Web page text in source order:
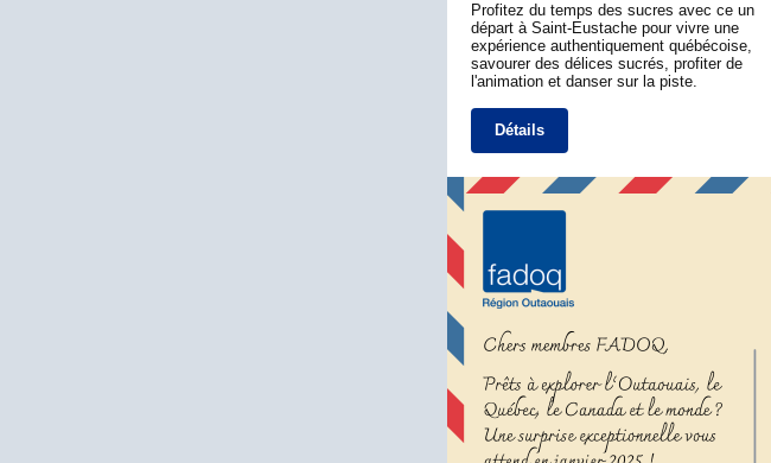
Profitez du temps des sucres avec ce un
départ à Saint-Eustache pour vivre une
expérience authentiquement québécoise,
savourer des délices sucrés, profiter de
l'animation et danser sur la piste.
Détails